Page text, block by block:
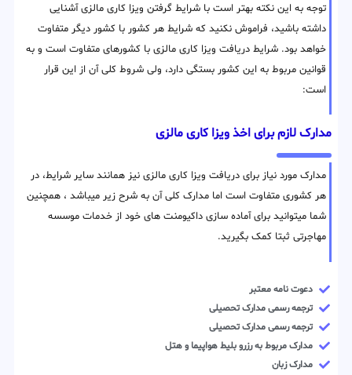
توجه به این نکته بهتر است با شرایط گرفتن ویزا کاری مالزی آشنایی
داشته باشید، فراموش نکنید که شرایط هر کشور با کشور دیگر متفاوت
خواهد بود. شرایط دریافت ویزا کاری مالزی با کشورهای متفاوت است و به
قوانین مربوط به این کشور بستگی دارد، ولی شروط کلی آن از این قرار
است:
مدارک لازم برای اخذ ویزا کاری مالزی
مدارک مورد نیاز برای دریافت ویزا کاری مالزی نیز همانند سایر شرایط، در
هر کشوری متفاوت است اما مدارک کلی آن به شرح زیر میباشد ، همچنین
شما میتوانید برای آماده سازی داکیومنت های خود از خدمات موسسه
مهاجرتی ثبتا کمک بگیرید.
دعوت نامه معتبر
ترجمه رسمی مدارک تحصیلی
ترجمه رسمی مدارک تحصیلی
مدارک مربوط به رزرو بلیط هواپیما و هتل
مدارک زبان